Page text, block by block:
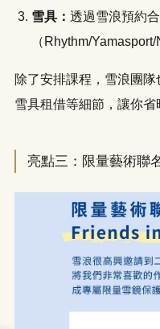
雪具： 透過雪浪預約
（Rhythm/
除了安排課程，雪浪團隊
雪具租借等細節，讓你省
亮點三：限量藝術聯